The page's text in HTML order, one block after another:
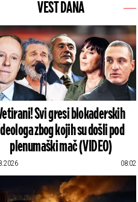
VEST DANA
Svi gresi blokaderskih
zbog kojih su došli pod
plenumaški mač (VIDEO)
08:02